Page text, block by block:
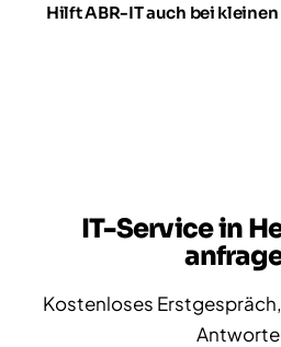
Hilft ABR-IT auch bei
IT-Service in
Kostenloses